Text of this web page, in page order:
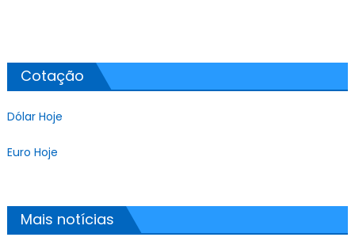
Cotação
Dólar Hoje
Euro Hoje
Mais notícias